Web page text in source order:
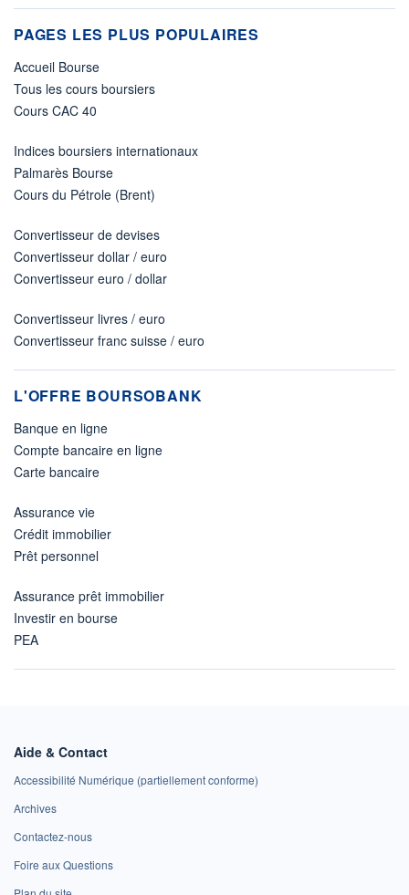
PAGES LES PLUS POPULAIRES
Accueil Bourse
Tous les cours boursiers
Cours CAC 40
Indices boursiers internationaux
Palmarès Bourse
Cours du Pétrole (Brent)
Convertisseur de devises
Convertisseur dollar / euro
Convertisseur euro / dollar
Convertisseur livres / euro
Convertisseur franc suisse / euro
L'OFFRE BOURSOBANK
Banque en ligne
Compte bancaire en ligne
Carte bancaire
Assurance vie
Crédit immobilier
Prêt personnel
Assurance prêt immobilier
Investir en bourse
PEA
Aide & Contact
Accessibilité Numérique (partiellement conforme)
Archives
Contactez-nous
Foire aux Questions